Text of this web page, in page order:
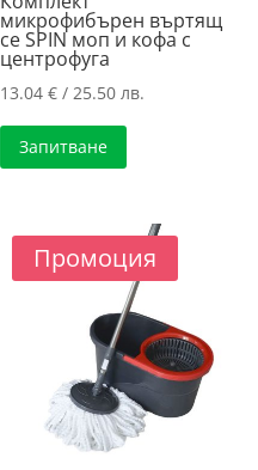
микрофибърен въртящ
се SPIN моп и кофа с
центрофуга
13.04€ / 25.50 лв.
Запитване
Промоция